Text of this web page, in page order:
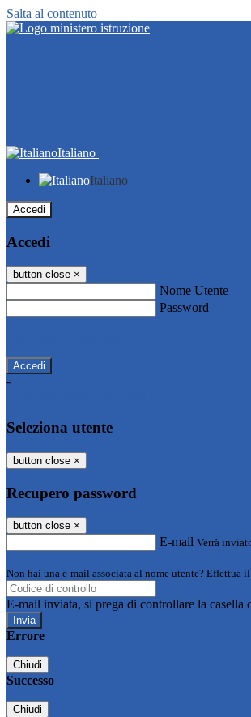
Salta al contenuto
Italiano
Italiano
Accedi
Accedi
button close ×
Nome Utente
Password
-
Seleziona utente
button close ×
Recupero password
button close ×
E-mail Verrà
Non hai una e-mail associata al nome utente? Effettua
E-mail inviata, si prega di controllare la casella
Errore
Chiudi
Successo
Chiudi